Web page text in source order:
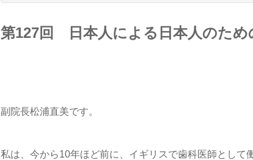
第127回 日本人による日本人のため
副院長松浦直美です。
私は、今から10年ほど前に、イギリスで歯科医師として